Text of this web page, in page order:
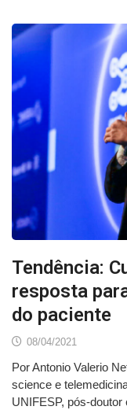
Tendência:
resposta
do paciente
08/04/2021
Por Antonio Valerio
science e
UNIFESP, pós-